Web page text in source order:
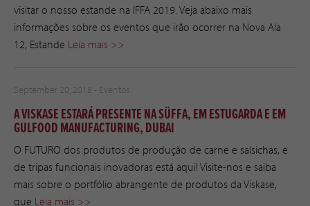
visitar o nosso estande na IFFA 2019. Veja abaixo mais
informações sobre os eventos que irão ocorrer na Nova Ala
12, Estande Leia mais >>
September 20, 2018 - Eventos
A VISKASE ESTARÁ PRESENTE NA SÜFFA, EM ESTUGARDA E EM
GULFOOD MANUFACTURING, DUBAI
O FUTURO dos produtos de produção de carne e salsichas, e
de tripas funcionais inovadoras está aqui! Visite-nos e saiba
mais sobre o portfólio abrangente de produtos da Viskase,
que Leia mais >>